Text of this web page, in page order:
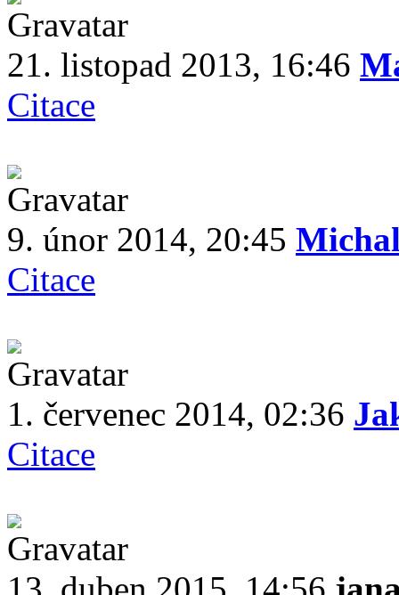
21. listopad 2013, 16:46
Citace
9. únor 2014, 20:45
Citace
1. červenec 2014, 02:36
Citace